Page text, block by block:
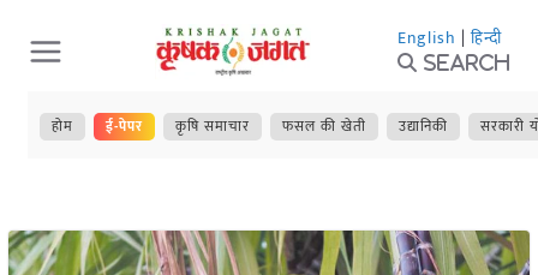
Skip
to
content
English | हिन्दी
Search
होम ई-पेपर कृषि समाचार फसल की खेती उद्यानिकी सरकारी